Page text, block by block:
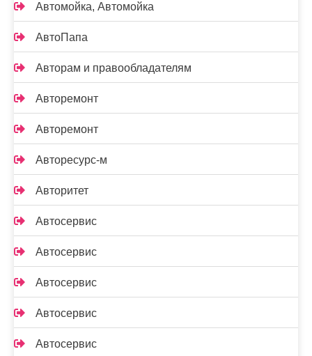
Автомойка, Автомойка
АвтоПапа
Авторам и правообладателям
Авторемонт
Авторемонт
Авторесурс-м
Авторитет
Автосервис
Автосервис
Автосервис
Автосервис
Автосервис